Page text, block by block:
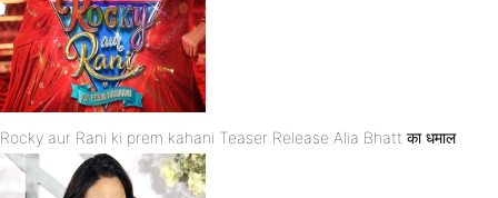
Rocky aur Rani ki prem kahani Teaser Release Alia Bhatt का धमाल